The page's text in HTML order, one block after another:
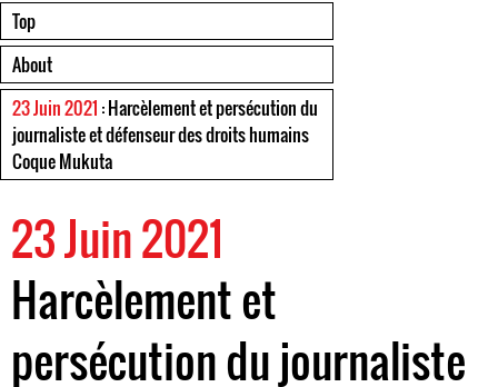
Top
About
23 Juin 2021 : Harcèlement et persécution du
journaliste et défenseur des droits humains
Coque Mukuta
23 Juin 2021
Harcèlement et
persécution du journaliste